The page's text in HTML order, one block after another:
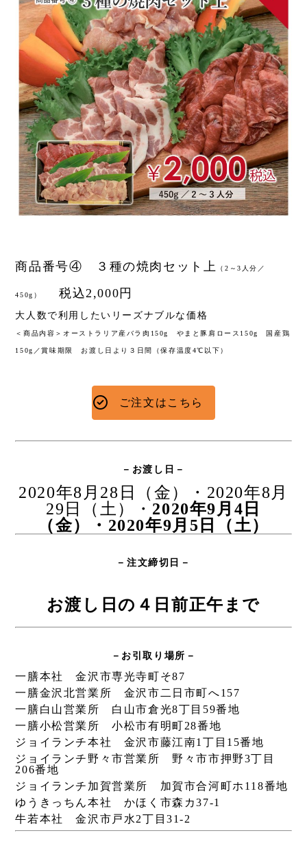
商品番号④ ３種の焼肉セット上 （2～3人分／
450g） 税込2,000円
大人数で利用したいリーズナブルな価格
＜商品内容＞オーストラリア産バラ肉150g やまと豚肩ロース150g 国産鶏
150g／賞味期限 お渡し日より３日間（保存温度4℃以下）
ご注文はこちら
－お渡し日－
2020年8月28日（金）・2020年8月
29日（土）・ 2020年9月4日
（金）・2020年9月5日（土）
－注文締切日－
お渡し日の４日前正午まで
－お引取り場所－
一膳本社 金沢市専光寺町そ87
一膳金沢北営業所 金沢市二日市町へ157
一膳白山営業所 白山市倉光8丁目59番地
一膳小松営業所 小松市有明町28番地
ジョイランチ本社 金沢市藤江南1丁目15番地
ジョイランチ野々市営業所 野々市市押野3丁目
206番地
ジョイランチ加賀営業所 加賀市合河町ホ118番地
ゆうきっちん本社 かほく市森カ37-1
牛若本社 金沢市戸水2丁目31-2